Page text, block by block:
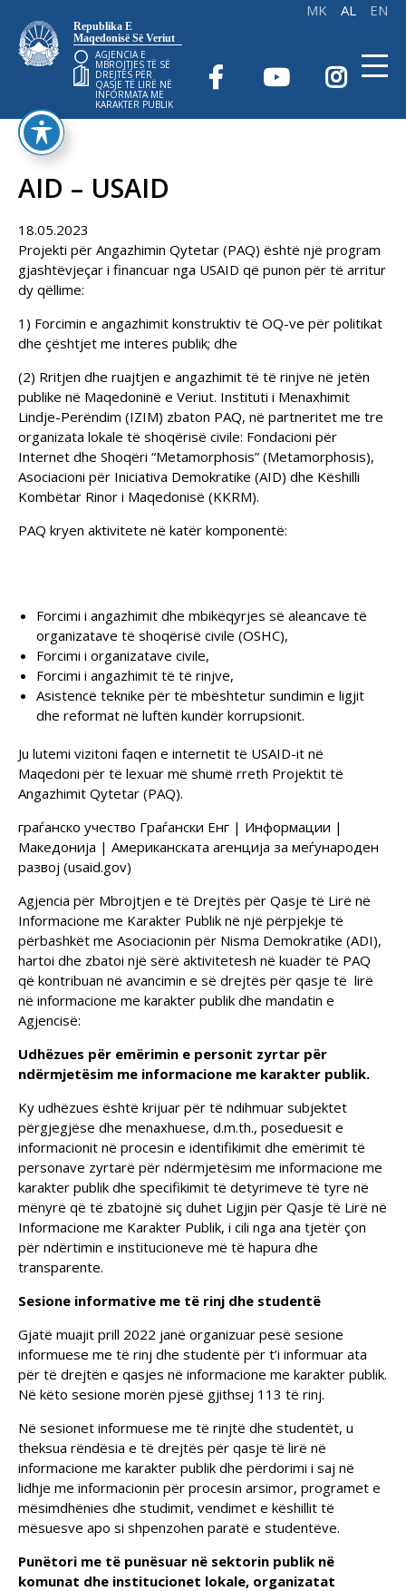
Republika E
Maqedonisë Së Veriut
AGJENCIA E
MBROJTJES TË SË
DREJTËS PËR
QASJE TË LIRË NË
INFORMATA ME
KARAKTER PUBLIK
AID – USAID
18.05.2023
Projekti për Angazhimin Qytetar (PAQ) është një program
gjashtëvjeçar i financuar nga USAID që punon për të arritur
dy qëllime:
1) Forcimin e angazhimit konstruktiv të OQ-ve për politikat
dhe çështjet me interes publik; dhe
(2) Rritjen dhe ruajtjen e angazhimit të të rinjve në jetën
publike në Maqedoninë e Veriut. Instituti i Menaxhimit
Lindje-Perëndim (IZIM) zbaton PAQ, në partneritet me tre
organizata lokale të shoqërisë civile: Fondacioni për
Internet dhe Shoqëri “Metamorphosis” (Metamorphosis),
Asociacioni për Iniciativa Demokratike (AID) dhe Këshilli
Kombëtar Rinor i Maqedonisë (KKRM).
PAQ kryen aktivitete në katër komponentë:
Forcimi i angazhimit dhe mbikëqyrjes së aleancave të
organizatave të shoqërisë civile (OSHC),
Forcimi i organizatave civile,
Forcimi i angazhimit të të rinjve,
Asistencë teknike për të mbështetur sundimin e ligjit
dhe reformat në luftën kundër korrupsionit.
Ju lutemi vizitoni faqen e internetit të USAID-it në
Maqedoni për të lexuar më shumë rreth Projektit të
Angazhimit Qytetar (PAQ).
граѓанско учество Граѓански Енг | Информации |
Македонија | Американската агенција за меѓународен
развој (usaid.gov)
Agjencia për Mbrojtjen e të Drejtës për Qasje të Lirë në
Informacione me Karakter Publik në një përpjekje të
përbashkët me Asociacionin për Nisma Demokratike (ADI),
hartoi dhe zbatoi një sërë aktivitetesh në kuadër të PAQ
që kontribuan në avancimin e së drejtës për qasje të lirë
në informacione me karakter publik dhe mandatin e
Agjencisë:
Udhëzues për emërimin e personit zyrtar për
ndërmjetësim me informacione me karakter publik.
Ky udhëzues është krijuar për të ndihmuar subjektet
përgjegjëse dhe menaxhuese, d.m.th., poseduesit e
informacionit në procesin e identifikimit dhe emërimit të
personave zyrtarë për ndërmjetësim me informacione me
karakter publik dhe specifikimit të detyrimeve të tyre në
mënyrë që të zbatojnë siç duhet Ligjin për Qasje të Lirë në
Informacione me Karakter Publik, i cili nga ana tjetër çon
për ndërtimin e institucioneve më të hapura dhe
transparente.
Sesione informative me të rinj dhe studentë
Gjatë muajit prill 2022 janë organizuar pesë sesione
informuese me të rinj dhe studentë për t’i informuar ata
për të drejtën e qasjes në informacione me karakter publik.
Në këto sesione morën pjesë gjithsej 113 të rinj.
Në sesionet informuese me të rinjtë dhe studentët, u
theksua rëndësia e të drejtës për qasje të lirë në
informacione me karakter publik dhe përdorimi i saj në
lidhje me informacionin për procesin arsimor, programet e
mësimdhënies dhe studimit, vendimet e këshillit të
mësuesve apo si shpenzohen paratë e studentëve.
Punëtori me të punësuar në sektorin publik në
komunat dhe institucionet lokale, organizatat